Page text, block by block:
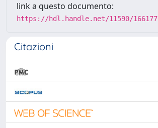
link a questo documento:
https://hdl.handle.net/11590/166177
Citazioni